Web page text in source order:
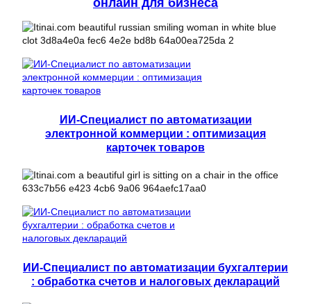
ИИ-Специалист по автоматизации
электронной коммерции : оптимизация
карточек товаров
ИИ-Специалист по автоматизации бухгалтерии
: обработка счетов и налоговых деклараций